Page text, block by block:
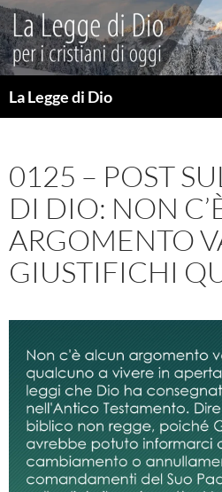
Vai
al
contenuto
La Legge di Dio
0125 – POST
DI DIO: NON
ARGOMENTO
GIUSTIFICHI